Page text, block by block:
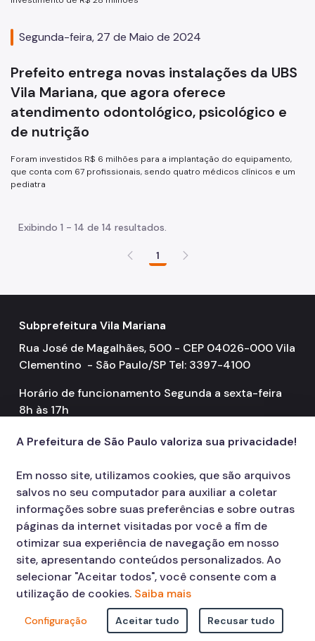
Segunda-feira, 27 de Maio de 2024
Prefeito entrega novas instalações da UBS
Vila Mariana, que agora oferece
atendimento odontológico, psicológico e
de nutrição
Foram investidos R$ 6 milhões para a implantação do equipamento,
que conta com 67 profissionais, sendo quatro médicos clínicos e um
pediatra
Exibindo 1 - 14 de 14 resultados.
1
Subprefeitura Vila Mariana
Rua José de Magalhães, 500 - CEP 04026-000 Vila
Clementino - São Paulo/SP Tel: 3397-4100
Horário de funcionamento Segunda a sexta-feira
8h às 17h
© COPYRIGHT 2026,
Prefeitura Municipal de São Paulo Viaduto do Cha,
15 - Centro - CEP: 01002-020
A Prefeitura de São Paulo valoriza sua privacidade!
Em nosso site, utilizamos cookies, que são arquivos
salvos no seu computador para auxiliar a coletar
informações sobre suas preferências e sobre outras
páginas da internet visitadas por você a fim de
otimizar sua experiência de navegação em nosso
site, apresentando conteúdos personalizados. Ao
selecionar "Aceitar todos", você consente com a
utilização de cookies. Saiba mais
Configuração Aceitar tudo Recusar tudo